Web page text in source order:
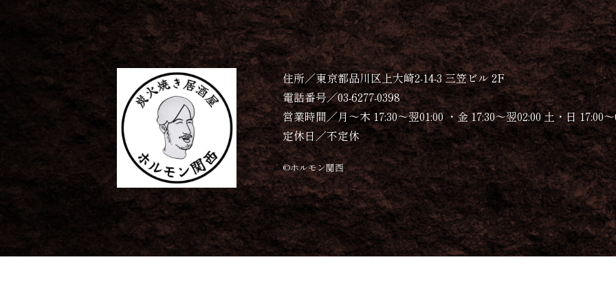
住所／東京都品川区上大崎2-14-3 三笠ビル 2F
電話番号／03-6277-0398
営業時間／月～木 17:30～翌01:00 ・金 17:30～翌02:00 土・日 17:00
定休日／不定休
©︎ホルモン関西